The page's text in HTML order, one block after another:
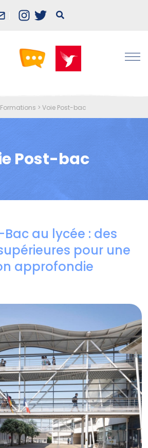
Formations > Voie Post-bac
Post-bac
au lycée : des
pour une
approfondie